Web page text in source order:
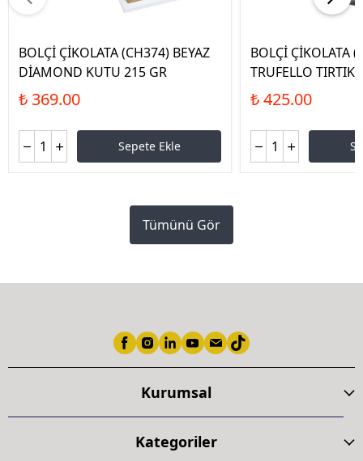
BOLÇİ ÇİKOLATA (CH374) BEYAZ
DİAMOND KUTU 215 GR
₺ 369.00
Sepete Ekle
BOLÇİ ÇİKOLATA
TRUFELLO
₺ 425.00
Tümünü Gör
Kurumsal
Kategoriler